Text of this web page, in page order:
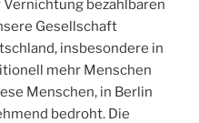
bezahlbaren
Gesellschaft
insbesondere in
mehr Menschen
Menschen, in Berlin
bedroht. Die